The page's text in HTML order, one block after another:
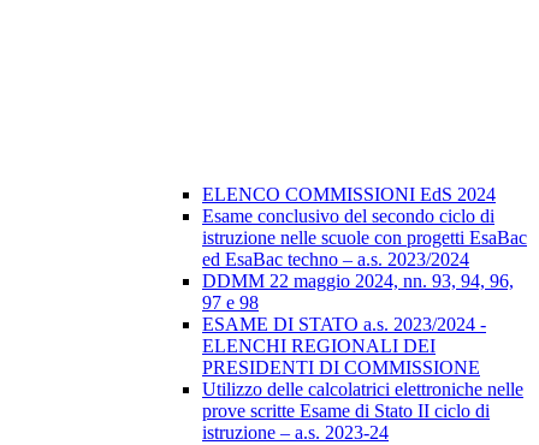
ELENCO COMMISSIONI EdS 2024
Esame conclusivo del secondo ciclo di
istruzione nelle scuole con progetti EsaBac
ed EsaBac techno – a.s. 2023/2024
DDMM 22 maggio 2024, nn. 93, 94, 96,
97 e 98
ESAME DI STATO a.s. 2023/2024 -
ELENCHI REGIONALI DEI
PRESIDENTI DI COMMISSIONE
Utilizzo delle calcolatrici elettroniche nelle
prove scritte Esame di Stato II ciclo di
istruzione – a.s. 2023-24